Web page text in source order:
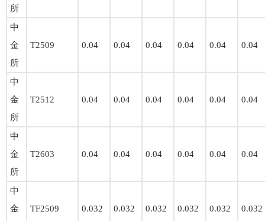
所
中
金
所
T2509 0.04 0.04 0.04 0.04 0.04 0.04
中
金
所
T2512 0.04 0.04 0.04 0.04 0.04 0.04
中
金
所
T2603 0.04 0.04 0.04 0.04 0.04 0.04
中
金
TF2509 0.032 0.032 0.032 0.032 0.032 0.032